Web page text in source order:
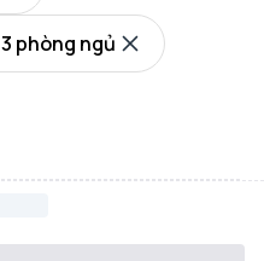
3 phòng ngủ